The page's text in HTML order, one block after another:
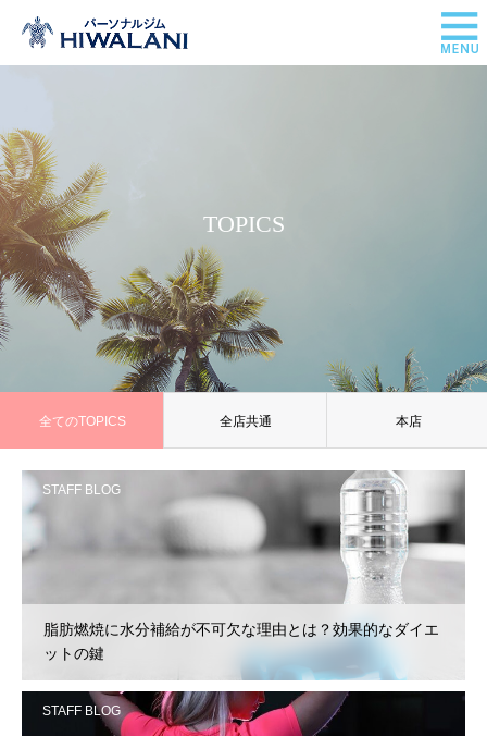
TOPICS
全てのTOPICS 全店共通 本店
STAFF BLOG
脂肪燃焼に水分補給が不可欠な理由とは？効果的なダイエ
ットの鍵
STAFF BLOG